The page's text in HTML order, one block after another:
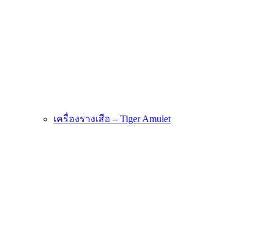
เครื่องรางเสือ – Tiger Amulet